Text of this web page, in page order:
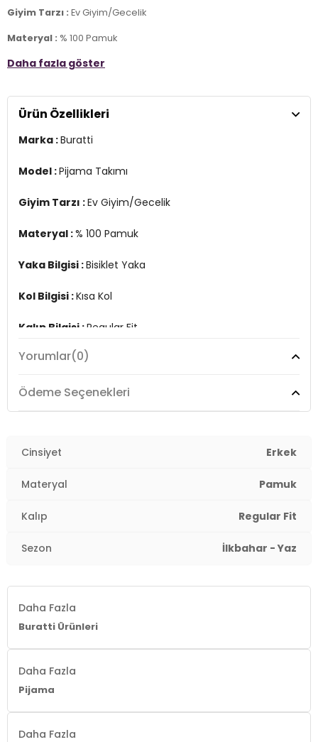
Giyim Tarzı : Ev Giyim/Gecelik
Materyal : % 100 Pamuk
Yaka Bilgisi :Bisiklet Yaka
Kalıp Bilgisi :Regular Fit
Manken Ölçüsü :Boy : 1.88 cm / Göğüs : 95 cm / Bel : 76 cm /
Üretim Yeri :Türkiye
Daha fazla göster
Ürün Özellikleri
Marka :Buratti
Model :Pijama Takımı
Giyim Tarzı :Ev Giyim/Gecelik
Materyal :% 100 Pamuk
Yaka Bilgisi :Bisiklet Yaka
Kol Bilgisi :Kısa Kol
Kalıp Bilgisi :Regular Fit
Manken Ölçüsü :
Yorumlar(0)
Ödeme Seçenekleri
Cinsiyet Erkek
Materyal Pamuk
Kalıp Regular Fit
Sezon İlkbahar - Yaz
Daha Fazla
Buratti Ürünleri
Daha Fazla
Pijama
Daha Fazla